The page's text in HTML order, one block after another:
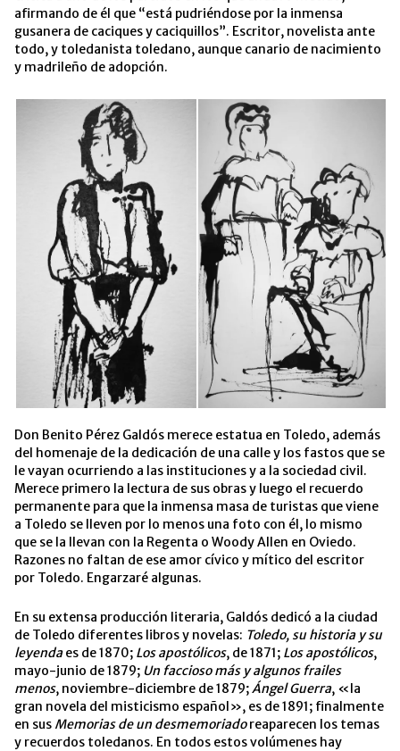
afirmando de él que “está pudriéndose por la inmensa
gusanera de caciques y caciquillos”. Escritor, novelista ante
todo, y toledanista toledano, aunque canario de nacimiento
y madrileño de adopción.
Don Benito Pérez Galdós merece estatua en Toledo, además
del homenaje de la dedicación de una calle y los fastos que se
le vayan ocurriendo a las instituciones y a la sociedad civil.
Merece primero la lectura de sus obras y luego el recuerdo
permanente para que la inmensa masa de turistas que viene
a Toledo se lleven por lo menos una foto con él, lo mismo
que se la llevan con la Regenta o Woody Allen en Oviedo.
Razones no faltan de ese amor cívico y mítico del escritor
por Toledo. Engarzaré algunas.
En su extensa producción literaria, Galdós dedicó a la ciudad
de Toledo diferentes libros y novelas: Toledo, su historia y su
leyendaes de 1870; Los apostólicos, de 1871; Los apostólicos,
mayo-junio de 1879; Un faccioso más y algunos frailes
menos, noviembre-diciembre de 1879;Ángel Guerra, «la
gran novela del misticismo español», es de 1891; finalmente
en sus Memorias de un desmemoriadoreaparecen los temas
y recuerdos toledanos. En todos estos volúmenes hay